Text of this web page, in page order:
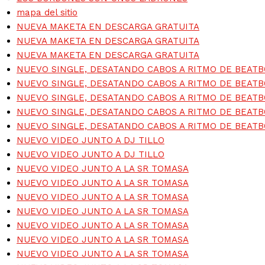
mapa del sitio
NUEVA MAKETA EN DESCARGA GRATUITA
NUEVA MAKETA EN DESCARGA GRATUITA
NUEVA MAKETA EN DESCARGA GRATUITA
NUEVO SINGLE, DESATANDO CABOS A RITMO DE
NUEVO SINGLE, DESATANDO CABOS A RITMO DE
NUEVO SINGLE, DESATANDO CABOS A RITMO DE
NUEVO SINGLE, DESATANDO CABOS A RITMO DE
NUEVO SINGLE, DESATANDO CABOS A RITMO DE
NUEVO VIDEO JUNTO A DJ TILLO
NUEVO VIDEO JUNTO A DJ TILLO
NUEVO VIDEO JUNTO A LA SR TOMASA
NUEVO VIDEO JUNTO A LA SR TOMASA
NUEVO VIDEO JUNTO A LA SR TOMASA
NUEVO VIDEO JUNTO A LA SR TOMASA
NUEVO VIDEO JUNTO A LA SR TOMASA
NUEVO VIDEO JUNTO A LA SR TOMASA
NUEVO VIDEO JUNTO A LA SR TOMASA